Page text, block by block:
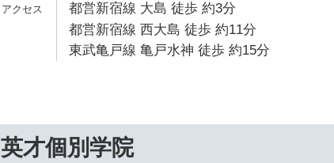
都営新宿線 大島 徒歩 約3分
都営新宿線 西大島 徒歩 約11分
東武亀戸線 亀戸水神 徒歩 約15分
英才個別学院